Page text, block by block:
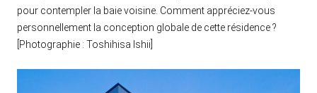
pour contempler la baie voisine. Comment appréciez-vous
personnellement la conception globale de cette résidence ?
[Photographie : Toshihisa Ishii]